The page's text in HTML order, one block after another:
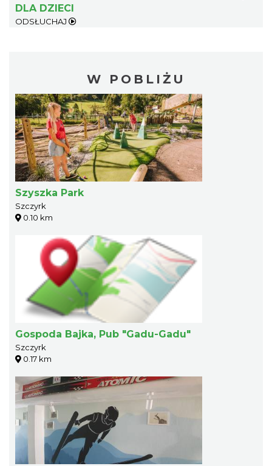
DLA DZIECI
ODSŁUCHAJ
W POBLIŻU
Szyszka Park
Szczyrk
0.10 km
Gospoda Bajka, Pub "Gadu-Gadu"
Szczyrk
0.17 km